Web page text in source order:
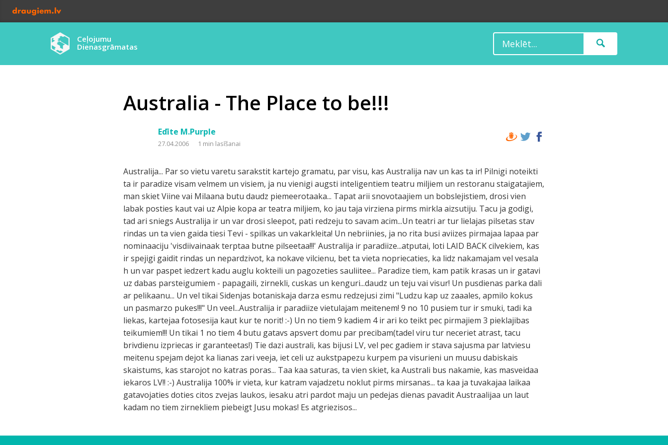
Ceļojumu
Dienasgrāmatas
Australia - The Place to be!!!
Edīte M.Purple
27.04.2006 1 min lasīšanai
Australija... Par so vietu varetu sarakstit kartejo gramatu, par visu, kas Australija nav un kas ta ir! Pilnigi noteikti
ta ir paradize visam velmem un visiem, ja nu vienigi augsti inteligentiem teatru miljiem un restoranu staigatajiem,
man skiet Viine vai Milaana butu daudz piemeerotaaka... Tapat arii snovotaajiem un bobslejistiem, drosi vien
labak posties kaut vai uz Alpie kopa ar teatra miljiem, ko jau taja virziena pirms mirkla aizsutiju. Tacu ja godigi,
tad ari sniegs Australija ir un var drosi sleepot, pati redzeju to savam acim...Un teatri ar tur lielajas pilsetas stav
rindas un ta vien gaida tiesi Tevi - spilkas un vakarkleita! Un nebriinies, ja no rita busi aviizes pirmajaa lapaa par
nominaaciju 'visdiivainaak terptaa butne pilseetaa!!!' Australija ir paradiize...atputai, loti LAID BACK cilvekiem, kas
ir spejigi gaidit rindas un nepardzivot, ka nokave vilcienu, bet ta vieta nopriecaties, ka lidz nakamajam vel vesala
h un var paspet iedzert kadu auglu kokteili un pagozeties sauliitee... Paradize tiem, kam patik krasas un ir gatavi
uz dabas parsteigumiem - papagaili, zirnekli, cuskas un kenguri...daudz un teju vai visur! Un pusdienas parka dali
ar pelikaanu... Un vel tikai Sidenjas botaniskaja darza esmu redzejusi zimi "Ludzu kap uz zaaales, apmilo kokus
un pasmarzo pukes!!!" Un veel...Australija ir paradiize vietulajam meitenem! 9 no 10 pusiem tur ir smuki, tadi ka
liekas, kartejaa fotosesija kaut kur te norit! :-) Un no tiem 9 kadiem 4 ir ari ko teikt pec pirmajiem 3 pieklajibas
teikumiem!!! Un tikai 1 no tiem 4 butu gatavs apsvert domu par precibam(tadel viru tur neceriet atrast, tacu
brivdienu izpriecas ir garanteetas!) Tie dazi australi, kas bijusi LV, vel pec gadiem ir stava sajusma par latviesu
meitenu spejam dejot ka lianas zari veeja, iet celi uz aukstpapezu kurpem pa visurieni un muusu dabiskais
skaistums, kas starojot no katras poras... Taa kaa saturas, ta vien skiet, ka Australi bus nakamie, kas masveidaa
iekaros LV!! :-) Australija 100% ir vieta, kur katram vajadzetu noklut pirms mirsanas... ta kaa ja tuvakajaa laikaa
gatavojaties doties citos zvejas laukos, iesaku atri pardot maju un pedejas dienas pavadit Austraalijaa un laut
kadam no tiem zirnekliem piebeigt Jusu mokas! Es atgriezisos...